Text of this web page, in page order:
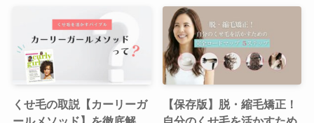
くせ毛の取説【カーリーガ
【保存版】脱・縮毛矯正！